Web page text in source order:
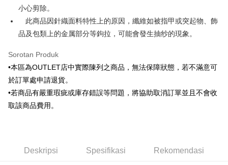
Bank Komersial E.SUN
Bank Antarabangsa
Bank CTBC
Syarikat Kad Kredit
Taiwan
新竹物流宅配
NT$120/pesanan | Penghantaran percuma untuk pesanan
NT$3,000 atau lebih
新竹物流離島宅配
NT$350/pesanan | Penghantaran percuma untuk pesanan
NT$3,500 atau lebih
LINEX 宇迅國際
小心剪除。
此商品因針織面料特性上的原因，纖維如被指甲或突起物、飾
品及包類上的金属部分等鉤拉，可能會發生抽纱的現象。
Sorotan Produk
•本區為OUTLET店中實際陳列之商品，無法保障狀態，若不滿意可
於訂單處申請退貨。
•若商品有嚴重瑕疵或庫存錯誤等問題，將協助取消訂單並且不會收
取該商品費用。
Deskripsi Spesifikasi Rekomendasi